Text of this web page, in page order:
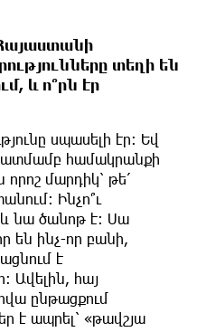
Հայաստանի
տեղի են
և ո՞րն էր
սպասելի էր: Եվ
համակրանքի
մարդիկ՝ թե՛
Ինչո՞ւ
նա ծանոթ է: Սա
են ինչ-որ բանի,
է
Ավելին, հայ
ընթացքում
է ապրել՝ «թավշյա